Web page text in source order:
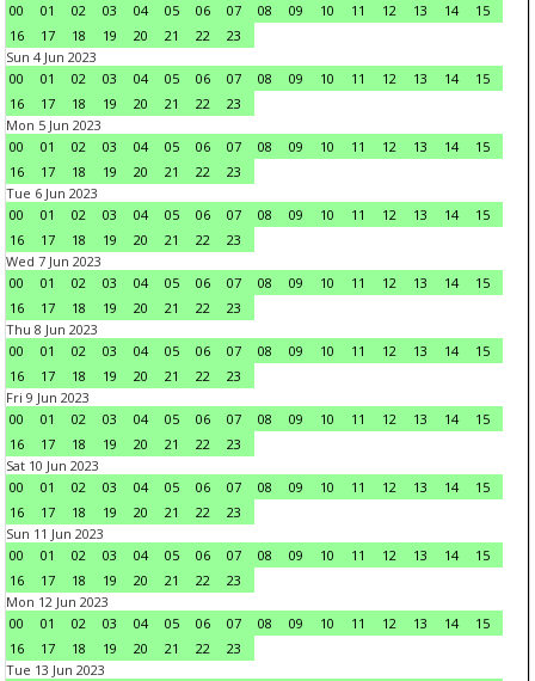
00
01 02 03 04 05 06 07 08 09 10 11 12 13 14
15
16
17 18 19 20 21 22
23
Sun 4 Jun 2023
00
01 02 03 04 05 06 07 08 09 10 11 12 13 14
15
16
17 18 19 20 21 22
23
Mon 5 Jun 2023
00
01 02 03 04 05 06 07 08 09 10 11 12 13 14
15
16
17 18 19 20 21 22
23
Tue 6 Jun 2023
00
01 02 03 04 05 06 07 08 09 10 11 12 13 14
15
16
17 18 19 20 21 22
23
Wed 7 Jun 2023
00
01 02 03 04 05 06 07 08 09 10 11 12 13 14
15
16
17 18 19 20 21 22
23
Thu 8 Jun 2023
00
01 02 03 04 05 06 07 08 09 10 11 12 13 14
15
16
17 18 19 20 21 22
23
Fri 9 Jun 2023
00
01 02 03 04 05 06 07 08 09 10 11 12 13 14
15
16
17 18 19 20 21 22
23
Sat 10 Jun 2023
00
01 02 03 04 05 06 07 08 09 10 11 12 13 14
15
16
17 18 19 20 21 22
23
Sun 11 Jun 2023
00
01 02 03 04 05 06 07 08 09 10 11 12 13 14
15
16
17 18 19 20 21 22
23
Mon 12 Jun 2023
00
01 02 03 04 05 06 07 08 09 10 11 12 13 14
15
16
17 18 19 20 21 22
23
Tue 13 Jun 2023